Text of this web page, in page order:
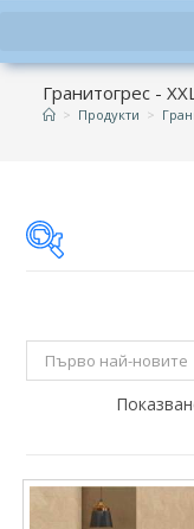
Гранитогрес - XXL
> Продукти >
12 €
37
Производител
Първо най-новите